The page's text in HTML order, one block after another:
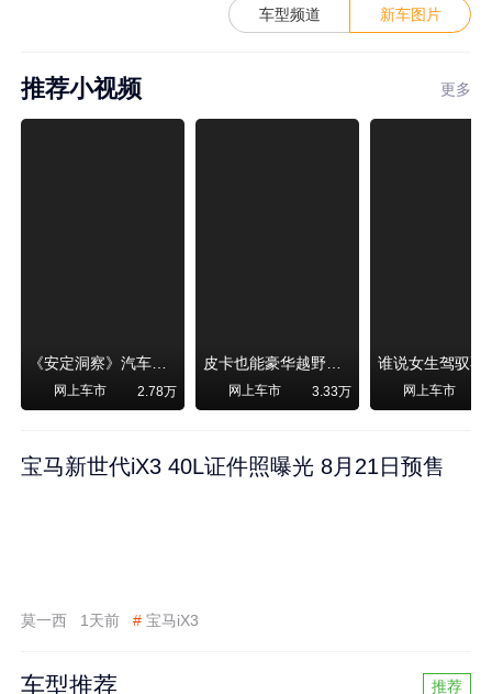
车型频道 新车图片
推荐小视频 更多
《安定洞察》汽车烧不烧油，和石油安全无关！
网上车市 2.78万
皮卡也能豪华越野！纵横F700上市，限时卖29.99万起
网上车市 3.33万 网上车市
宝马新世代iX3 40L证件照曝光 8月21日预售
莫一西 1天前 # 宝马iX3
车型推荐 推荐